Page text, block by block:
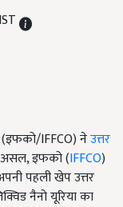
(इफको/IFFCO) नेउत्तर
इफको (IFFCO)
पहली खेप उत्तर
नैनो यूरिया का